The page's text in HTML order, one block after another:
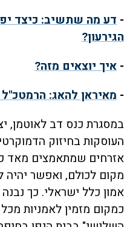
- דע מה שתשיב: כיצד
הגירעון?
- איך יוצאים מזה?
- מאיראן להאג:
במסגרת כנס דב לאוטמן,
העוסקות בחיזוק
אזרחים שמתאמצים מאד
מקום לכולם, ואפשר
אמון כלל ישראלי. כך
כמקום מזמין לאמניות